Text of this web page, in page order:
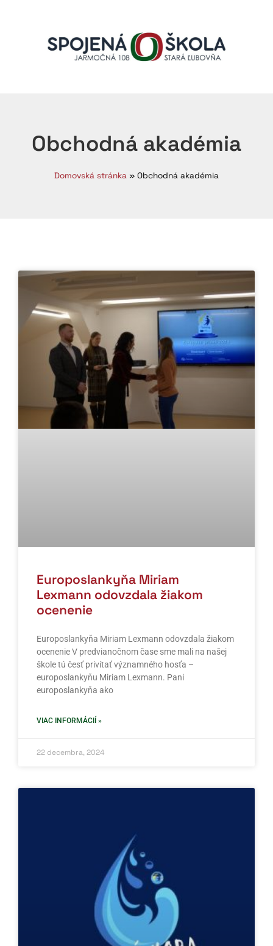
Obchodná akadémia
Domovská stránka » Obchodná akadémia
Europoslankyňa Miriam
Lexmann odovzdala žiakom
ocenenie
Europoslankyňa Miriam Lexmann odovzdala žiakom
ocenenie V predvianočnom čase sme mali na našej
škole tú česť privítať významného hosťa –
europoslankyňu Miriam Lexmann. Pani
europoslankyňa ako
VIAC INFORMÁCIÍ »
22 decembra, 2024